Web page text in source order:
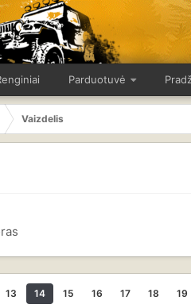
Parduotuvė
Vaizdelis
13 14 15 16 17 18 19